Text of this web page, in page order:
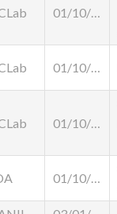
01/10/2023
01/10/2025
01/10/2025
01/10/2023